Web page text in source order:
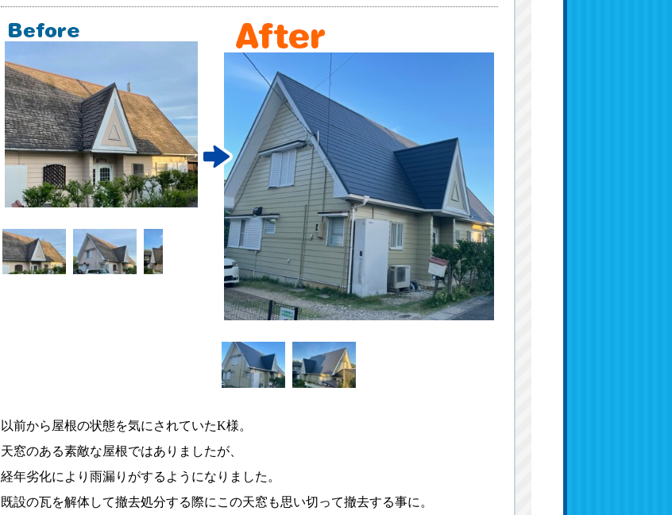
以前から屋根の状態を気にされていたK様。
天窓のある素敵な屋根ではありましたが、
経年劣化により雨漏りがするようになりました。
既設の瓦を解体して撤去処分する際にこの天窓も思い切って撤去する事に。